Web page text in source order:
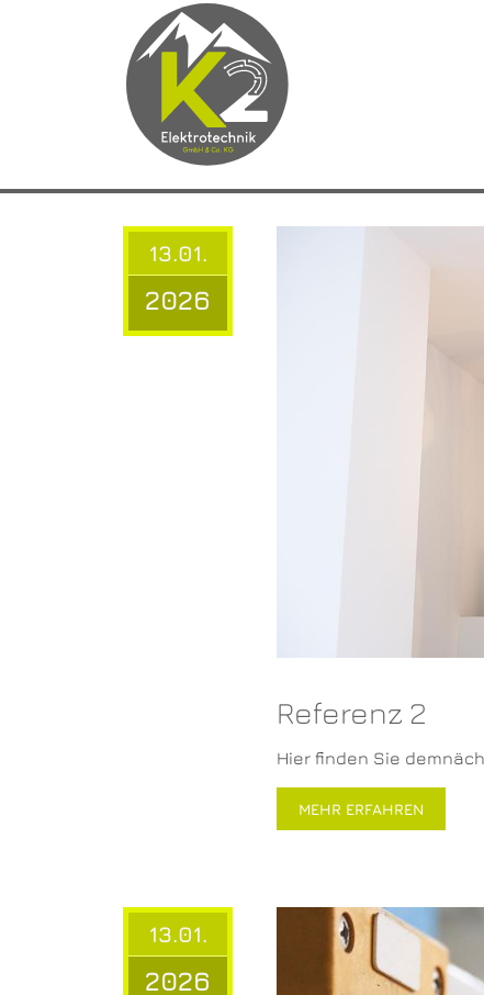
13.01.
2026
Referenz 2
Hier finden Sie
MEHR ERFAHREN
13.01.
2026